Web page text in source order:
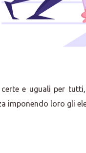
e uguali per
imponendo loro gli